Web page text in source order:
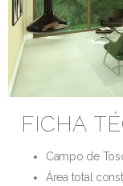
FICHA
Campo de
Área total